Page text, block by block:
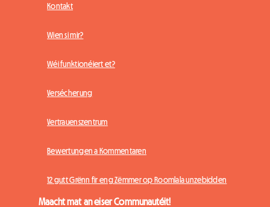
Kontakt
Wien si mir?
Wéi funktionéiert et?
Versécherung
Vertrauenszentrum
Bewertungen a Kommentaren
12 gutt Grënn fir eng Zëmmer op Roomlala unzebidden
Maacht mat an eiser Communautéit!